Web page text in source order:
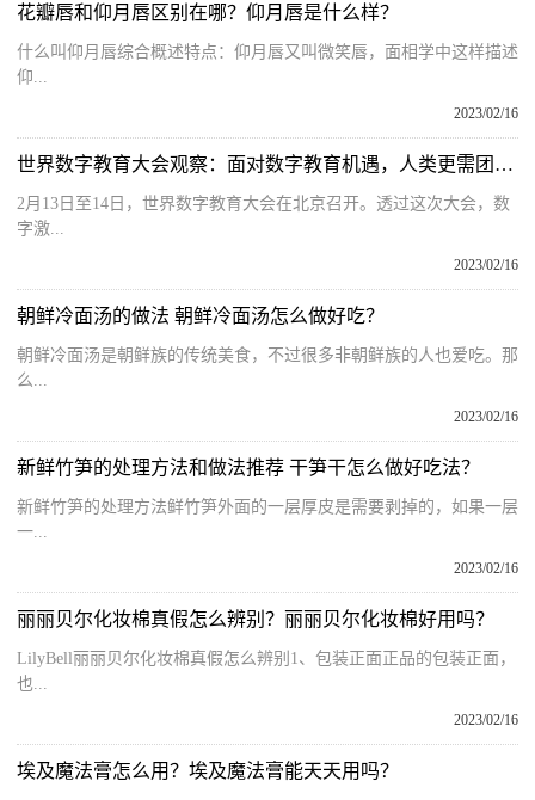
花瓣唇和仰月唇区别在哪？仰月唇是什么样？
什么叫仰月唇综合概述特点：仰月唇又叫微笑唇，面相学中这样描述
仰...
2023/02/16
世界数字教育大会观察：面对数字教育机遇，人类更需团结携手
2月13日至14日，世界数字教育大会在北京召开。透过这次大会，数
字激...
2023/02/16
朝鲜冷面汤的做法 朝鲜冷面汤怎么做好吃？
朝鲜冷面汤是朝鲜族的传统美食，不过很多非朝鲜族的人也爱吃。那
么...
2023/02/16
新鲜竹笋的处理方法和做法推荐 干笋干怎么做好吃法？
新鲜竹笋的处理方法鲜竹笋外面的一层厚皮是需要剥掉的，如果一层
一...
2023/02/16
丽丽贝尔化妆棉真假怎么辨别？丽丽贝尔化妆棉好用吗？
LilyBell丽丽贝尔化妆棉真假怎么辨别1、包装正面正品的包装正面，
也...
2023/02/16
埃及魔法膏怎么用？埃及魔法膏能天天用吗？